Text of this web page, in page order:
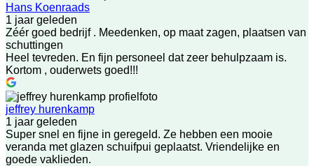
Hans Koenraads
1 jaar geleden
Zéér goed bedrijf . Meedenken, op maat zagen, plaatsen van
schuttingen
Heel tevreden. En fijn personeel dat zeer behulpzaam is.
Kortom , ouderwets goed!!!
jeffrey hurenkamp
1 jaar geleden
Super snel en fijne in geregeld. Ze hebben een mooie
veranda met glazen schuifpui geplaatst. Vriendelijke en
goede vaklieden.